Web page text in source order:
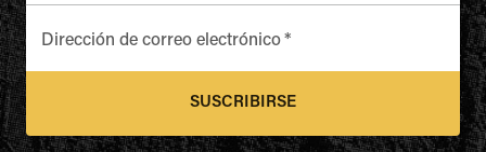
Dirección de correo electrónico*
SUSCRIBIRSE